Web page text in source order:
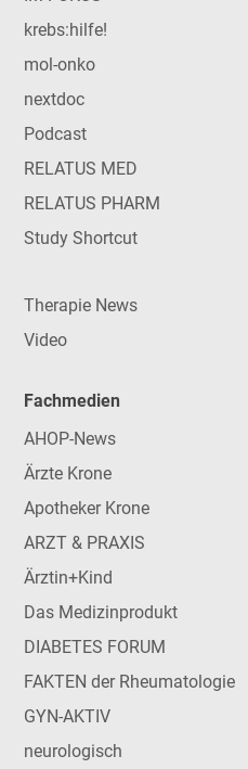
krebs:hilfe!
mol-onko
nextdoc
Podcast
RELATUS MED
RELATUS PHARM
Study Shortcut
Therapie News
Video
Fachmedien
AHOP-News
Ärzte Krone
Apotheker Krone
ARZT & PRAXIS
Ärztin+Kind
Das Medizinprodukt
DIABETES FORUM
FAKTEN der Rheumatologie
GYN-AKTIV
neurologisch